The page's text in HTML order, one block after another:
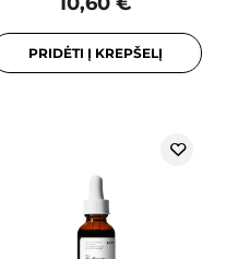
PRIDĖTI Į KREPŠELĮ